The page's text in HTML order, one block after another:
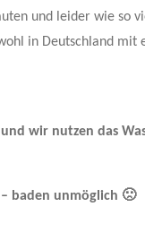
und leider wie so
in Deutschland mit
wir nutzen das
baden unmöglich 🙁